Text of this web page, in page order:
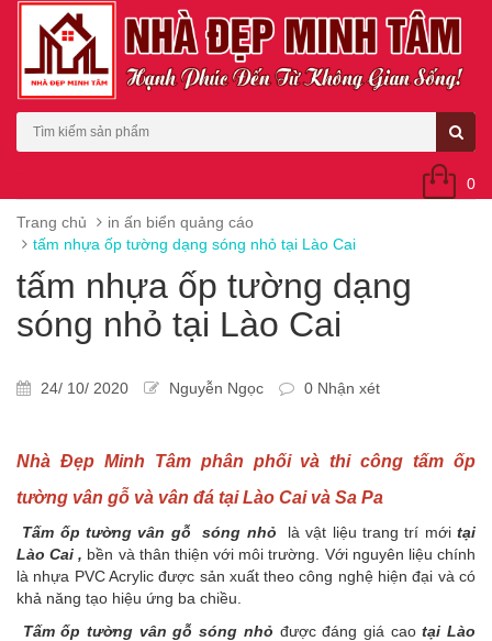
0
Trang chủ
in ấn biển quảng cáo
tấm nhựa ốp tường dạng sóng nhỏ tại Lào Cai
tấm nhựa ốp tường dạng
sóng nhỏ tại Lào Cai
24/ 10/ 2020 Nguyễn Ngọc 0 Nhận xét
Nhà Đẹp Minh Tâm phân phối và thi công tấm ốp
tường vân gỗ và vân đá tại Lào Cai và Sa Pa
Tấm ốp tường vân gỗ sóng nhỏ là vật liệu trang trí mới tại
Lào Cai , bền và thân thiện với môi trường. Với nguyên liệu chính
là nhựa PVC Acrylic được sản xuất theo công nghệ hiện đại và có
khả năng tạo hiệu ứng ba chiều.
Tấm ốp tường vân gỗ sóng nhỏ được đáng giá caotại Lào